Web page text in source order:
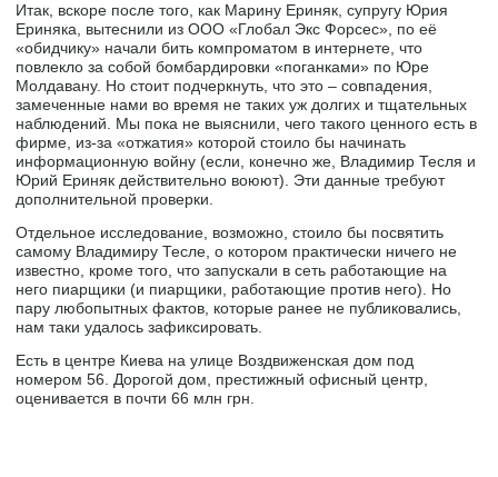
Итак, вскоре после того, как Марину Ериняк, супругу Юрия
Ериняка, вытеснили из ООО «Глобал Экс Форсес», по её
«обидчику» начали бить компроматом в интернете, что
повлекло за собой бомбардировки «поганками» по Юре
Молдавану. Но стоит подчеркнуть, что это – совпадения,
замеченные нами во время не таких уж долгих и тщательных
наблюдений. Мы пока не выяснили, чего такого ценного есть в
фирме, из-за «отжатия» которой стоило бы начинать
информационную войну (если, конечно же, Владимир Тесля и
Юрий Ериняк действительно воюют). Эти данные требуют
дополнительной проверки.
Отдельное исследование, возможно, стоило бы посвятить
самому Владимиру Тесле, о котором практически ничего не
известно, кроме того, что запускали в сеть работающие на
него пиарщики (и пиарщики, работающие против него). Но
пару любопытных фактов, которые ранее не публиковались,
нам таки удалось зафиксировать.
Есть в центре Киева на улице Воздвиженская дом под
номером 56. Дорогой дом, престижный офисный центр,
оценивается в почти 66 млн грн.